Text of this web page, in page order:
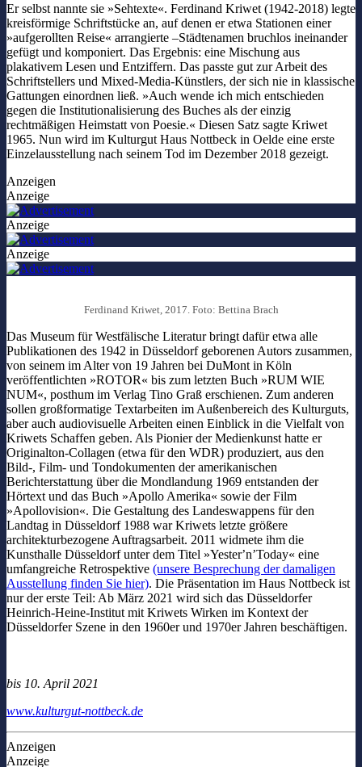
Er selbst nannte sie »Sehtexte«. Ferdinand Kriwet (1942-2018) legte
kreisförmige Schriftstücke an, auf denen er etwa Stationen einer
»aufgerollten Reise« arrangierte –Städtenamen bruchlos ineinander
gefügt und komponiert. Das Ergebnis: eine Mischung aus
plakativem Lesen und Entziffern. Das passte gut zur Arbeit des
Schriftstellers und Mixed-Media-Künstlers, der sich nie in klassische
Gattungen einordnen ließ. »Auch wende ich mich entschieden
gegen die Institutionalisierung des Buches als der einzig
rechtmäßigen Heimstatt von Poesie.« Diesen Satz sagte Kriwet
1965. Nun wird im Kulturgut Haus Nottbeck in Oelde eine erste
Einzelausstellung nach seinem Tod im Dezember 2018 gezeigt.
Anzeigen
Anzeige
Anzeige
Anzeige
Ferdinand Kriwet, 2017. Foto: Bettina Brach
Das Museum für Westfälische Literatur bringt dafür etwa alle
Publikationen des 1942 in Düsseldorf geborenen Autors zusammen,
von seinem im Alter von 19 Jahren bei DuMont in Köln
veröffentlichten »ROTOR« bis zum letzten Buch »RUM WIE
NUM«, posthum im Verlag Tino Graß erschienen. Zum anderen
sollen großformatige Textarbeiten im Außenbereich des Kulturguts,
aber auch audiovisuelle Arbeiten einen Einblick in die Vielfalt von
Kriwets Schaffen geben. Als Pionier der Medienkunst hatte er
Originalton-Collagen (etwa für den WDR) produziert, aus den
Bild-, Film- und Tondokumenten der amerikanischen
Berichterstattung über die Mondlandung 1969 entstanden der
Hörtext und das Buch »Apollo Amerika« sowie der Film
»Apollovision«. Die Gestaltung des Landeswappens für den
Landtag in Düsseldorf 1988 war Kriwets letzte größere
architekturbezogene Auftragsarbeit. 2011 widmete ihm die
Kunsthalle Düsseldorf unter dem Titel »YesterʼnʼToday« eine
umfangreiche Retrospektive (unsere Besprechung der damaligen
Ausstellung finden Sie hier). Die Präsentation im Haus Nottbeck ist
nur der erste Teil: Ab März 2021 wird sich das Düsseldorfer
Heinrich-Heine-Institut mit Kriwets Wirken im Kontext der
Düsseldorfer Szene in den 1960er und 1970er Jahren beschäftigen.
bis 10. April 2021
www.kulturgut-nottbeck.de
Anzeigen
Anzeige